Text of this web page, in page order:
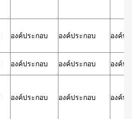
องค์ประกอบ องค์ประกอบ องค์ป
องค์ประกอบ องค์ประกอบ องค์ป
องค์ประกอบ องค์ประกอบ องค์ป